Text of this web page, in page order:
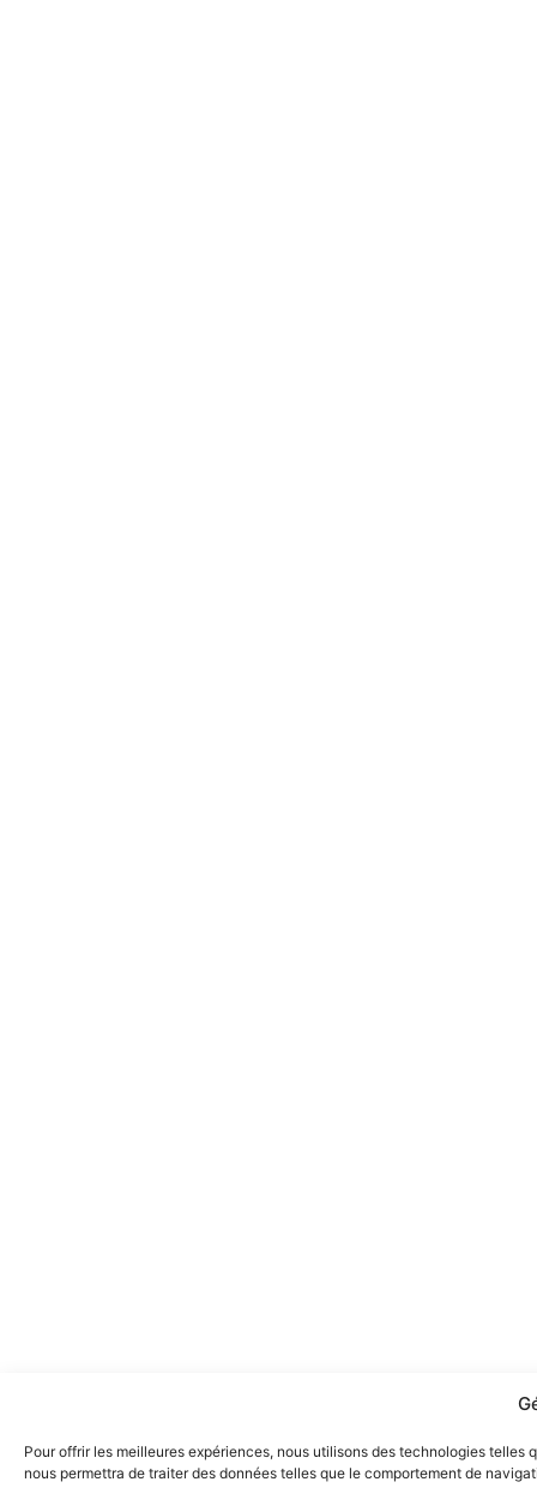
Pour offrir les meilleures expériences, nous utilisons des technologies
nous permettra de traiter des données telles que le comportement de